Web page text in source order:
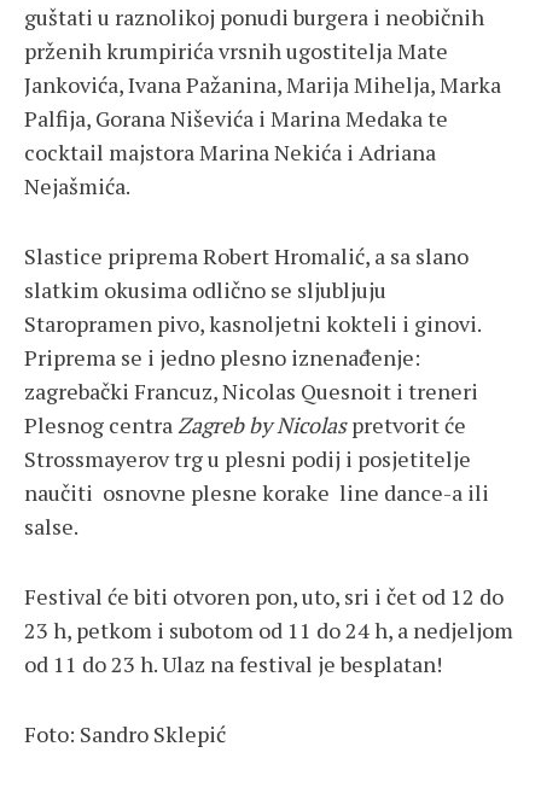
guštati u raznolikoj ponudi burgera i neobičnih
prženih krumpirića vrsnih ugostitelja Mate
Jankovića, Ivana Pažanina, Marija Mihelja, Marka
Palfija, Gorana Niševića i Marina Medaka te
cocktail majstora Marina Nekića i Adriana
Nejašmića.
Slastice priprema Robert Hromalić, a sa slano
slatkim okusima odlično se sljubljuju
Staropramen pivo, kasnoljetni kokteli i ginovi.
Priprema se i jedno plesno iznenađenje:
zagrebački Francuz, Nicolas Quesnoit i treneri
Plesnog centraZagreb by Nicolaspretvorit će
Strossmayerov trg u plesni podij i posjetitelje
naučiti osnovne plesne korake line dance-a ili
salse.
Festival će biti otvoren pon, uto, sri i čet od 12 do
23 h, petkom i subotom od 11 do 24 h, a nedjeljom
od 11 do 23 h. Ulaz na festival je besplatan!
Foto: Sandro Sklepić